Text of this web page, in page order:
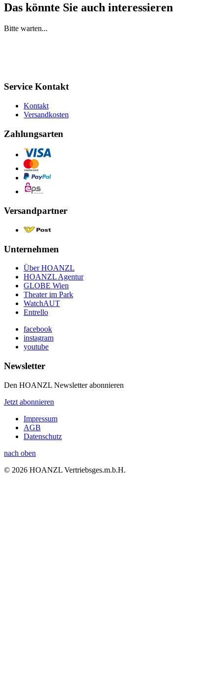
Das könnte Sie auch interessieren
Bitte warten...
Service Kontakt
Kontakt
Versandkosten
Zahlungsarten
Versandpartner
Unternehmen
Über HOANZL
HOANZL Agentur
GLOBE Wien
Theater im Park
WatchAUT
Entrello
facebook
instagram
youtube
Newsletter
Den HOANZL Newsletter abonnieren
Jetzt abonnieren
Impressum
AGB
Datenschutz
nach oben
© 2026 HOANZL Vertriebsges.m.b.H.